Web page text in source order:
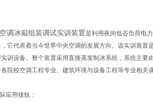
调冰箱组装调试实训装置是利用夜间低谷负荷电
它代表着当今世界中央空调的发展方向。该实训装
训设备。整个装置采用直接蒸发制冰系统，系统主
院校空调工程专业、建筑环境与设备工程等专业相关
应用接轨；